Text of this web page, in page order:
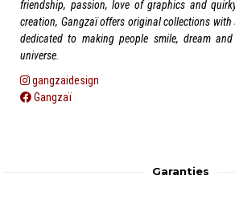
friendship, passion, love of graphics and
creation, Gangzaï offers original collections
dedicated to making people smile, dream
universe.
gangzaidesign
Gangzaï
Garanties